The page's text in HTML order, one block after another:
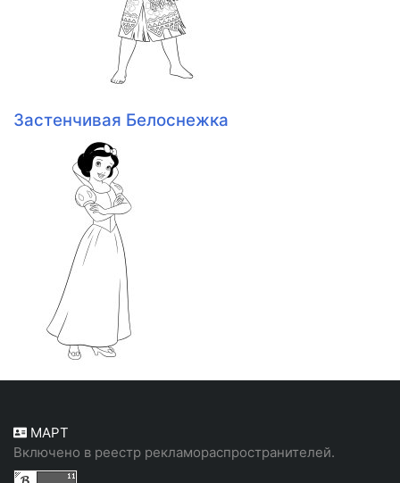
Застенчивая Белоснежка
МАРТ
Включено в реестр рекламораспространителей.